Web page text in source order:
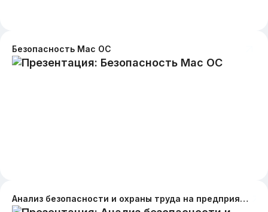
Безопасность Mac ОС
Анализ безопасности и охраны труда на предприятии салона красоты и пути их усовершенствования